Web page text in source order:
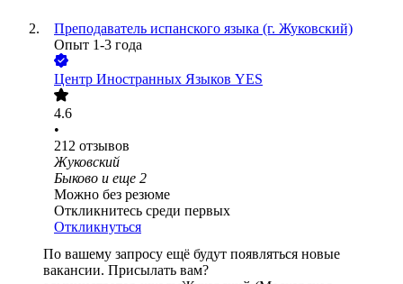
Преподаватель испанского языка (г. Жуковский)
Опыт 1-3 года
Центр Иностранных Языков YES
4.6
•
212 отзывов
Жуковский
Быково и еще 2
Можно без резюме
Откликнитесь среди первых
Откликнуться
По вашему запросу ещё будут появляться новые
вакансии. Присылать вам?